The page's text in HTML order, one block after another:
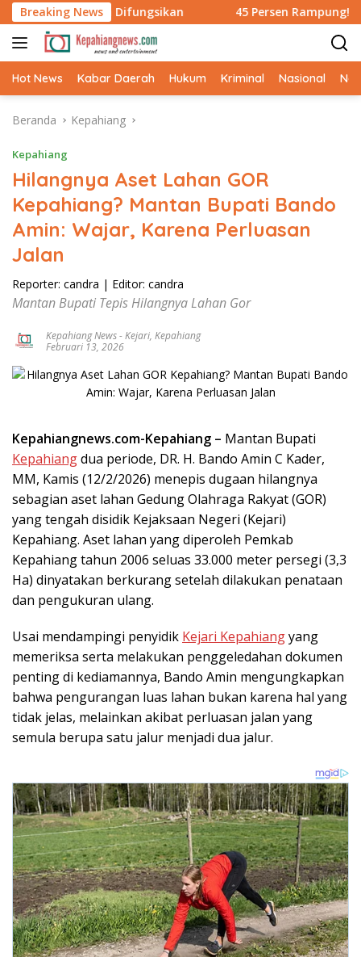
Langsung
ke
konten
Breaking News
Difungsikan 45 Persen Rampung! Jalan Baru
Hot News Kabar Daerah Hukum Kriminal Nasional
Beranda Kepahiang
Kepahiang
Hilangnya Aset Lahan GOR
Kepahiang? Mantan Bupati Bando
Amin: Wajar, Karena Perluasan
Jalan
Reporter: candra | Editor: candra
Mantan Bupati Tepis Hilangnya Lahan Gor
Kepahiang News-Kejari, Kepahiang
Februari 13, 2026
Kepahiangnews.com-Kepahiang – Mantan Bupati
Kepahiangdua periode, DR. H. Bando Amin C Kader,
MM, Kamis (12/2/2026) menepis dugaan hilangnya
sebagian aset lahan Gedung Olahraga Rakyat (GOR)
yang tengah disidik Kejaksaan Negeri (Kejari)
Kepahiang. Aset lahan yang diperoleh Pemkab
Kepahiang tahun 2006 seluas 33.000 meter persegi (3,3
Ha) dinyatakan berkurang setelah dilakukan penataan
dan pengukuran ulang.
Usai mendampingi penyidik Kejari Kepahiangyang
memeriksa serta melakukan penggeledahan dokumen
penting di kediamannya, Bando Amin mengungkapkan
bahwa pengurangan luas lahan bukan karena hal yang
tidak jelas, melainkan akibat perluasan jalan yang
semula berupa satu jalur menjadi dua jalur.